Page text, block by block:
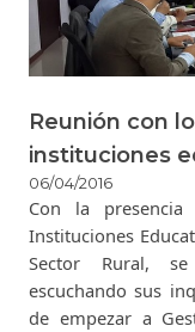
Reunión con
instituciones
06/04/2016
​Con la
Instituciones
Sector Rural,
escuchando sus
de empezar a